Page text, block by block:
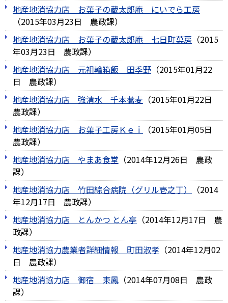
地産地消協力店 お菓子の蔵太郎庵 にいでら工房
（2015年03月23日 農政課）
地産地消協力店 お菓子の蔵太郎庵 七日町菓房 （2015
年03月23日
農政課）
地産地消協力店 元祖輪箱飯 田季野 （2015年01月22
日
農政課）
地産地消協力店 強清水 千本蕎麦 （2015年01月22日
農政課）
地産地消協力店 お菓子工房Ｋｅｉ
（2015年01月05日
農政課）
地産地消協力店 やまあ食堂 （2014年12月26日
農政
課）
地産地消協力店 竹田綜合病院（グリル壱之丁）
（2014
年12月17日
農政課）
地産地消協力店 とんかつ とん亭 （2014年12月17日
農
政課）
地産地消協力農業者詳細情報 町田淑孝 （2014年12月02
日
農政課）
地産地消協力店 御宿 東鳳 （2014年07月08日
農政
課）